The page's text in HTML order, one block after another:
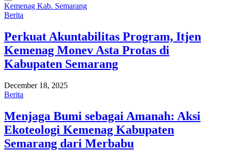
Kemenag Kab. Semarang
Berita
Perkuat Akuntabilitas Program, Itjen
Kemenag Monev Asta Protas di
Kabupaten Semarang
December 18, 2025
Berita
Menjaga Bumi sebagai Amanah: Aksi
Ekoteologi Kemenag Kabupaten
Semarang dari Merbabu